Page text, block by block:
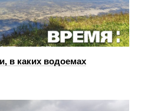
в каких водоемах